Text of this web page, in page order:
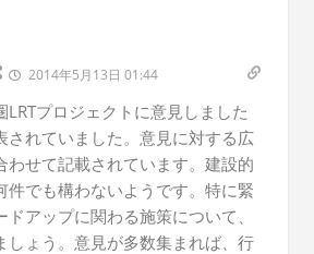
2014年5月13日 01:44
LRTプロジェクトに意見しました
されていました。意見に対する広
わせて記載されています。建設的
件でも構わないようです。特に緊
アップに関わる施策について、
しょう。意見が多数集まれば、行